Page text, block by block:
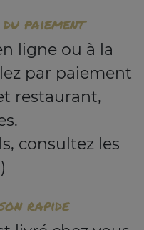
paiement
ligne ou à la
par paiement
restaurant,
consultez les
rapide